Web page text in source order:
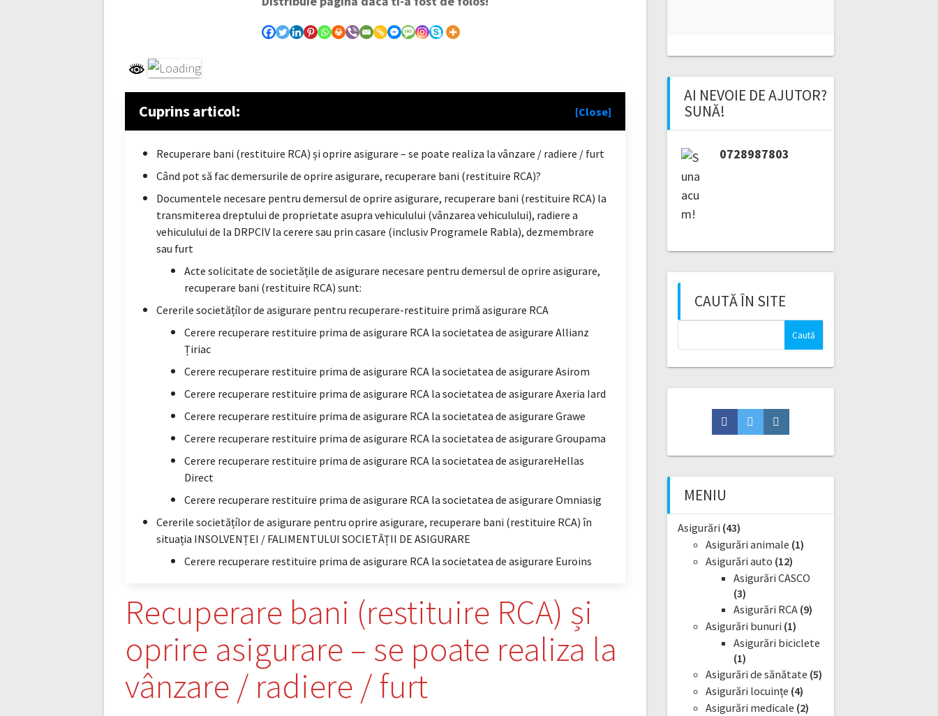
Cuprins articol: [Close]
Recuperare bani (restituire RCA) și oprire asigurare – se poate realiza la vânzare / radiere / furt
Când pot să fac demersurile de oprire asigurare, recuperare bani (restituire RCA)?
Documentele necesare pentru demersul de oprire asigurare, recuperare bani (restituire RCA) la
transmiterea dreptului de proprietate asupra vehiculului (vânzarea vehiculului), radiere a
vehiculului de la DRPCIV la cerere sau prin casare (inclusiv Programele Rabla), dezmembrare
sau furt
Acte solicitate de societățile de asigurare necesare pentru demersul de oprire asigurare,
recuperare bani (restituire RCA) sunt:
Cererile societățílor de asigurare pentru recuperare-restituire primă asigurare RCA
Cerere recuperare restituire prima de asigurare RCA la societatea de asigurare Allianz
Țiriac
Cerere recuperare restituire prima de asigurare RCA la societatea de asigurare Asirom
Cerere recuperare restituire prima de asigurare RCA la societatea de asigurare Axeria Iard
Cerere recuperare restituire prima de asigurare RCA la societatea de asigurare Grawe
Cerere recuperare restituire prima de asigurare RCA la societatea de asigurare Groupama
Cerere recuperare restituire prima de asigurare RCA la societatea de asigurareHellas
Direct
Cerere recuperare restituire prima de asigurare RCA la societatea de asigurare Omniasig
Cererile societățílor de asigurare pentru oprire asigurare, recuperare bani (restituire RCA) în
situația INSOLVENȚEI / FALIMENTULUI SOCIETĂȚII DE ASIGURARE
Cerere recuperare restituire prima de asigurare RCA la societatea de asigurare Euroins
Recuperare bani (restituire RCA) și
oprire asigurare – se poate realiza la
vânzare / radiere / furt
AI NEVOIE DE AJUTOR?
SUNĂ!
0728987803
CAUTĂ ÎN SITE
FacebookTwitterInstagram
MENIU
Asigurări (43)
Asigurări animale (1)
Asigurări auto (12)
Asigurări CASCO
(3)
Asigurări RCA(9)
Asigurări bunuri (1)
Asigurări biciclete
(1)
Asigurări de sănătate (5)
Asigurări locuințe (4)
Asigurări medicale (2)